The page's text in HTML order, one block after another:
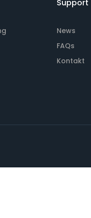
Support
News
FAQs
Kontakt